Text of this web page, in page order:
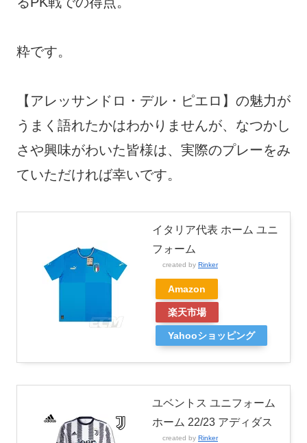
粋です。
【アレッサンドロ・デル・ピエロ】の魅力が
うまく語れたかはわかりませんが、なつかし
さや興味がわいた皆様は、実際のプレーをみ
ていただければ幸いです。
イタリア代表 ホーム ユニ
フォーム
created by Rinker
Amazon
楽天市場
Yahooショッピング
ユベントス ユニフォーム
ホーム 22/23 アディダス
created by Rinker